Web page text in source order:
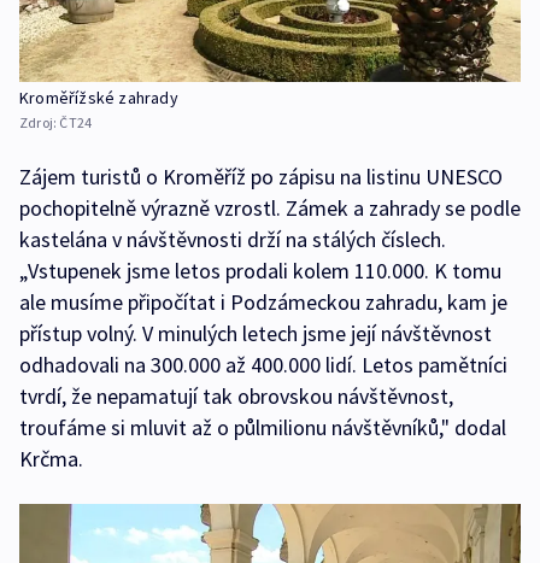
Kroměřížské zahrady
Zdroj: ČT24
Zájem turistů o Kroměříž po zápisu na listinu UNESCO
pochopitelně výrazně vzrostl. Zámek a zahrady se podle
kastelána v návštěvnosti drží na stálých číslech.
„Vstupenek jsme letos prodali kolem 110.000. K tomu
ale musíme připočítat i Podzámeckou zahradu, kam je
přístup volný. V minulých letech jsme její návštěvnost
odhadovali na 300.000 až 400.000 lidí. Letos pamětníci
tvrdí, že nepamatují tak obrovskou návštěvnost,
troufáme si mluvit až o půlmilionu návštěvníků," dodal
Krčma.